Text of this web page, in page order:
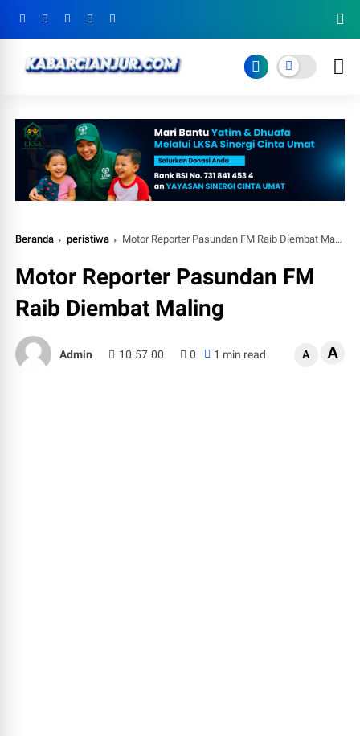
Beranda peristiwa Motor Reporter Pasundan FM Raib Diembat Maling
Motor Reporter Pasundan FM
Raib Diembat Maling
Admin 10.57.00 0 1 min read A A